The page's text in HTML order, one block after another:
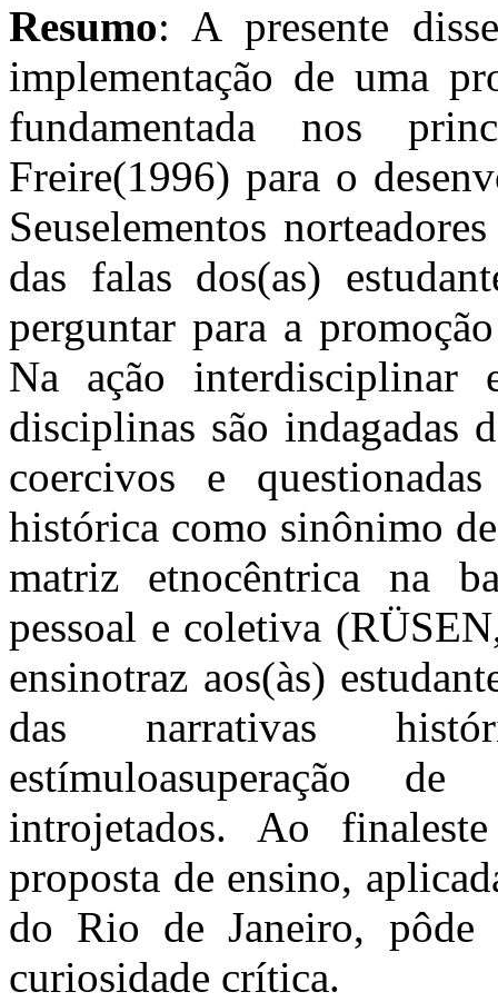
Resumo: A presente
implementação de uma
fundamentada nos
Freire(1996) para o
Seuselementos
das falas dos(as)
perguntar para a
Na ação interdisciplinar
disciplinas são indagadas
coercivos e
histórica como sinônimo
matriz etnocêntrica na
pessoal e coletiva
ensinotraz aos(às)
das narrativas
estímuloasuperação
introjetados. Ao
proposta de ensino,
do Rio de Janeiro, pôde
curiosidade crítica.